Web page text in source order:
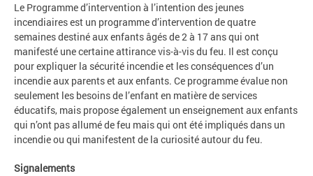
Le Programme d’intervention à l’intention des jeunes
incendiaires est un programme d’intervention de quatre
semaines destiné aux enfants âgés de 2 à 17 ans qui ont
manifesté une certaine attirance vis-à-vis du feu. Il est conçu
pour expliquer la sécurité incendie et les conséquences d’un
incendie aux parents et aux enfants. Ce programme évalue non
seulement les besoins de l’enfant en matière de services
éducatifs, mais propose également un enseignement aux enfants
qui n’ont pas allumé de feu mais qui ont été impliqués dans un
incendie ou qui manifestent de la curiosité autour du feu.
Signalements